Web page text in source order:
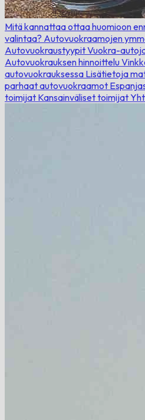
Mitä kannattaa ottaa huomioon
valintaa? Autovuokraamojen
AutovuokraustyypitVuokra-
Autovuokrauksen hinnoittelu
autovuokrauksessa Lisätietoja
parhaat autovuokraamot
toimijat Kansainväliset toimijat